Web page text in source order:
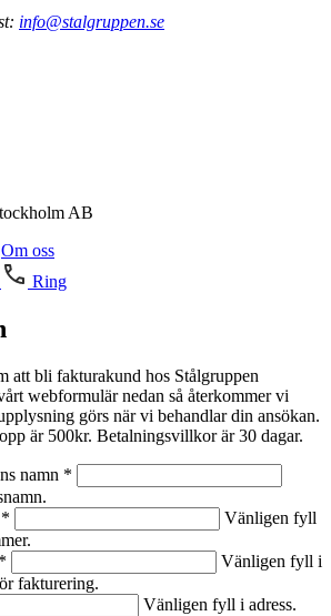
info@stalgruppen.se
AB
Om oss
Ring
att bli fakturakund hos Stålgruppen
webformulär nedan så återkommer vi
görs när vi behandlar din ansökan.
är 500kr. Betalningsvillkor är 30 dagar.
namn *
Vänligen fyll
Vänligen fyll i
fakturering.
Vänligen fyll i adress.